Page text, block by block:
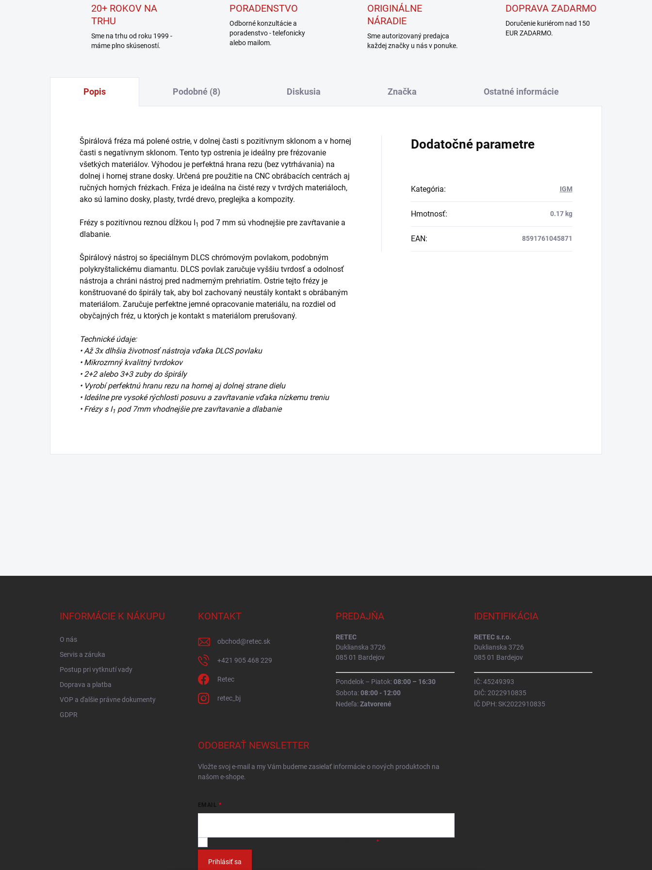
20+ ROKOV NA
TRHU
Sme na trhu od roku 1999 -
máme plno skúseností.
PORADENSTVO
Odborné konzultácie a
poradenstvo - telefonicky
alebo mailom.
ORIGINÁLNE
NÁRADIE
Sme autorizovaný predajca
každej značky u nás v ponuke.
DOPRAVA ZADARMO
Doručenie kuriérom nad 150
EUR ZADARMO.
Popis Podobné (8) Diskusia Značka Ostatné informácie
Špirálová fréza má polené ostrie, v dolnej časti s pozitívnym sklonom a v hornej
časti s negatívnym sklonom. Tento typ ostrenia je ideálny pre frézovanie
všetkých materiálov. Výhodou je perfektná hrana rezu (bez vytrhávania) na
dolnej i hornej strane dosky. Určená pre použitie na CNC obrábacích centrách aj
ručných horných frézkach. Fréza je ideálna na čisté rezy v tvrdých materiáloch,
ako sú lamino dosky, plasty, tvrdé drevo, preglejka a kompozity.
Frézy s pozitívnou reznou dĺžkou I 1
pod 7 mm sú vhodnejšie pre zavŕtavanie a
dlabanie.
Špirálový nástroj so špeciálnym DLCS chrómovým povlakom, podobným
polykryštalickému diamantu. DLCS povlak zaručuje vyššiu tvrdosť a odolnosť
nástroja a chráni nástroj pred nadmerným prehriatím. Ostrie tejto frézy je
konštruované do špirály tak, aby bol zachovaný neustály kontakt s obrábaným
materiálom. Zaručuje perfektne jemné opracovanie materiálu, na rozdiel od
obyčajných fréz, u ktorých je kontakt s materiálom prerušovaný.
Technické údaje:
• Až 3x dlhšia životnosť nástroja vďaka DLCS povlaku
• Mikrozrnný kvalitný tvrdokov
• 2+2 alebo 3+3 zuby do špirály
• Vyrobí perfektnú hranu rezu na hornej aj dolnej strane dielu
• Ideálne pre vysoké rýchlosti posuvu a zavŕtavanie vďaka nízkemu treniu
• Frézy s I1 pod 7mm vhodnejšie pre zavŕtavanie a dlabanie
Dodatočné parametre
Kategória: IGM
Hmotnosť: 0.17 kg
EAN: 8591761045871
INFORMÁCIE K NÁKUPU
O nás
Servis a záruka
Postup pri vytknutí vady
Doprava a platba
VOP a ďalšie právne dokumenty
GDPR
KONTAKT
obchod@retec.sk
+421 905 468 229
Retec
retec_bj
PREDAJŇA
RETEC
Duklianska 3726
085 01 Bardejov
Pondelok – Piatok:08:00 – 16:30
Sobota:08:00 - 12:00
Nedeľa:Zatvorené
IDENTIFIKÁCIA
RETEC s.r.o.
Duklianska 3726
085 01 Bardejov
IČ: 45249393
DIČ: 2022910835
IČ DPH: SK2022910835
ODOBERAŤ NEWSLETTER
Vložte svoj e-mail a my Vám budeme zasielať informácie o nových produktoch na
našom e-shope.
EMAIL
Prihlásiť sa